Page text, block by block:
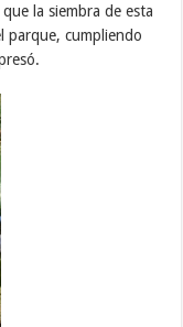
la siembra de esta
parque, cumpliendo